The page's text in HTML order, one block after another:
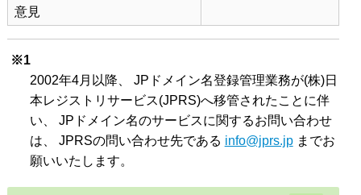
意見
※1
2002年4月以降、 JPドメイン名登録管理業務が(株)日
本レジストリサービス(JPRS)へ移管されたことに伴
い、 JPドメイン名のサービスに関するお問い合わせ
は、 JPRSの問い合わせ先である info@jprs.jpまでお
願いいたします。